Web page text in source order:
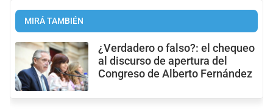
MIRÁ TAMBIÉN
¿Verdadero o falso?: el chequeo
al discurso de apertura del
Congreso de Alberto Fernández